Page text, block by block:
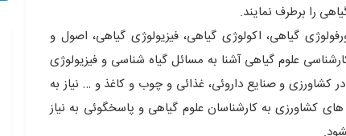
را برطرف نمایند.
گیاهی، اکولوژى گیاهی، فیزیولوژى گیاهی، اصول و
علوم گیاهى آشنا به مسائل گیاه شناسى و فیزیولوژى
کشاورزى و صنایع داروئی، غذائى و چوب و کاغذ و … نیاز به
کشاورزى به کارشناسان علوم گیاهى و پاسخگوئى به نیاز